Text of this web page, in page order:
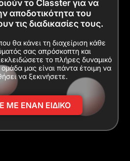
το Classter για να
αποδοτικότητα του
τις διαδικασίες τους.
θα κάνει τη διαχείριση κάθε
σας απρόσκοπτη και
το πλήρες δυναμικό
μας είναι πάντα έτοιμη να
να ξεκινήσετε.
ΜΕ ΕΝΑΝ ΕΙΔΙΚΟ